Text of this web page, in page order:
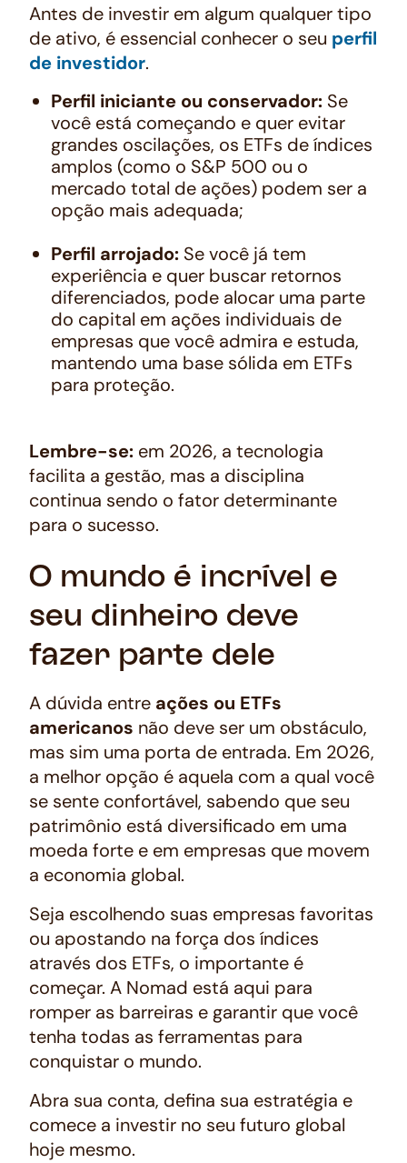
Antes de investir em algum qualquer tipo
de ativo, é essencial conhecer o seu perfil
de investidor.
Perfil iniciante ou conservador: Se
você está começando e quer evitar
grandes oscilações, os ETFs de índices
amplos (como o S&P 500 ou o
mercado total de ações) podem ser a
opção mais adequada;
Perfil arrojado: Se você já tem
experiência e quer buscar retornos
diferenciados, pode alocar uma parte
do capital em ações individuais de
empresas que você admira e estuda,
mantendo uma base sólida em ETFs
para proteção.
Lembre-se: em 2026, a tecnologia
facilita a gestão, mas a disciplina
continua sendo o fator determinante
para o sucesso.
O mundo é incrível e
seu dinheiro deve
fazer parte dele
A dúvida entre ações ou ETFs
americanos não deve ser um obstáculo,
mas sim uma porta de entrada. Em 2026,
a melhor opção é aquela com a qual você
se sente confortável, sabendo que seu
patrimônio está diversificado em uma
moeda forte e em empresas que movem
a economia global.
Seja escolhendo suas empresas favoritas
ou apostando na força dos índices
através dos ETFs, o importante é
começar. A Nomad está aqui para
romper as barreiras e garantir que você
tenha todas as ferramentas para
conquistar o mundo.
Abra sua conta, defina sua estratégia e
comece a investir no seu futuro global
hoje mesmo.